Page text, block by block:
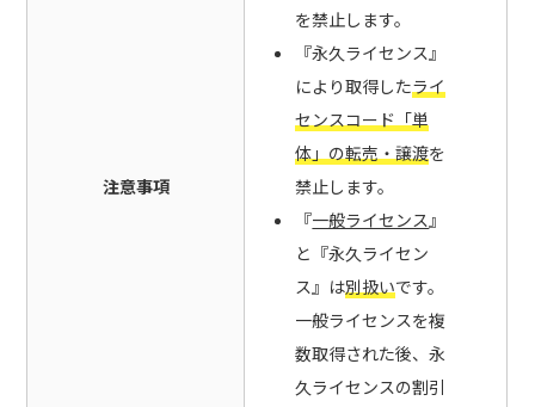
注意事項
を禁止します。
『永久ライセンス』
により取得したライ
センスコード「単
体」の転売・譲渡を
禁止します。
『一般ライセンス』
と『永久ライセン
ス』は別扱いです。
一般ライセンスを複
数取得された後、永
久ライセンスの割引